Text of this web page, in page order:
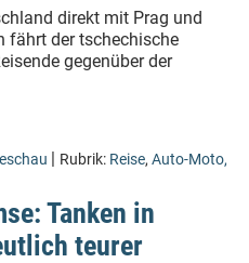
direkt mit Prag und
fährt der tschechische
gegenüber der
| Rubrik: Reise, Auto-Moto,
Tanken in
teurer